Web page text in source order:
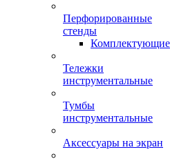
Перфорированные
стенды
Комплектующие
Тележки
инструментальные
Тумбы
инструментальные
Аксессуары на экран